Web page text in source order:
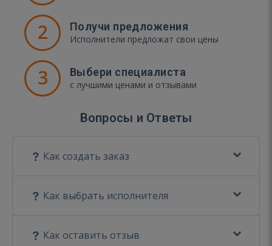
2 Получи предложения
Исполнители предложат свои цены
3 Выбери специалиста
с лучшими ценами и отзывами
Вопросы и Ответы
Как создать заказ
Как выбрать исполнителя
Как оставить отзыв